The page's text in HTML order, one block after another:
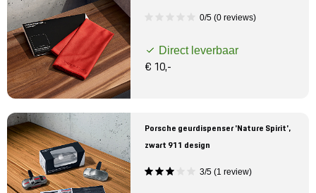
0/5 (0 reviews)
Direct leverbaar
€ 10,-
Porsche geurdispenser 'Nature Spirit',
zwart 911 design
3/5 (1 review)